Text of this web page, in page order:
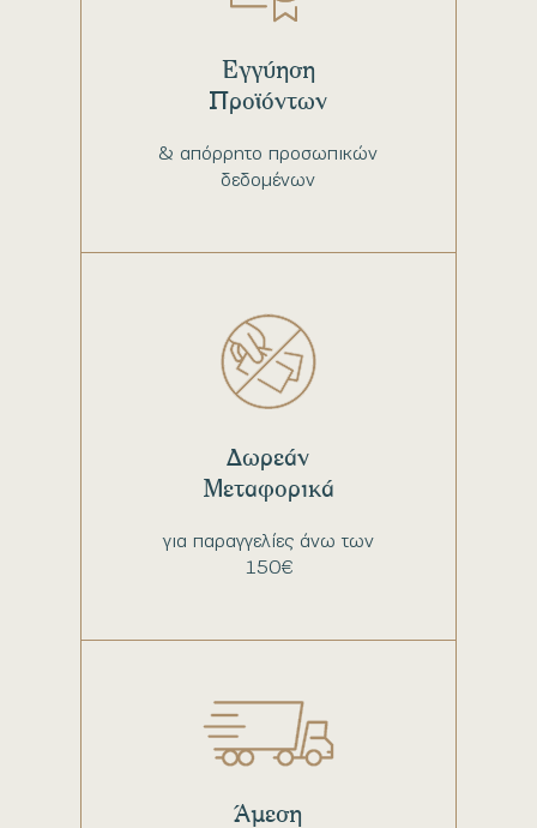
& απόρρητο προσωπικών
δεδομένων
Εγγύηση
Προϊόντων
για παραγγελίες άνω των
150€
Δωρεάν
Μεταφορικά
Άμεση